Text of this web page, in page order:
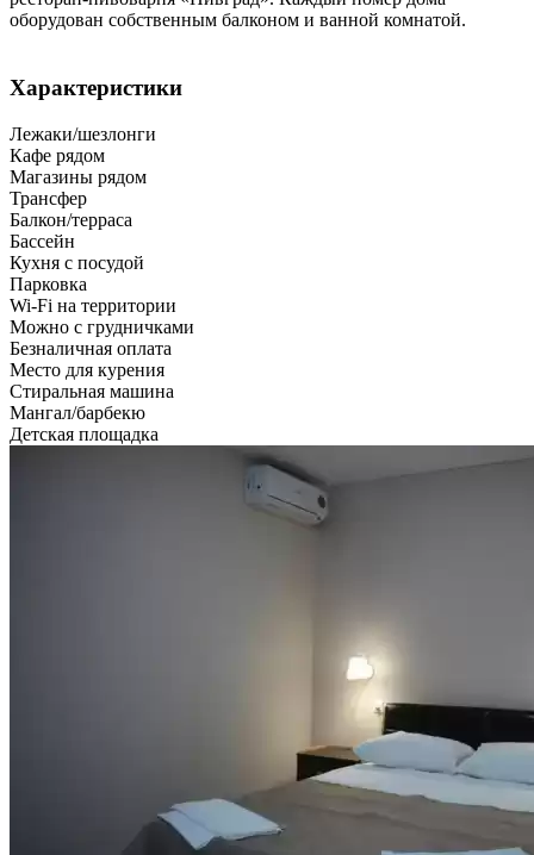
оборудован собственным балконом и ванной комнатой.
Характеристики
Лежаки/шезлонги
Кафе рядом
Магазины рядом
Трансфер
Балкон/терраса
Бассейн
Кухня с посудой
Парковка
Wi-Fi на территории
Можно с грудничками
Безналичная оплата
Место для курения
Стиральная машина
Мангал/барбекю
Детская площадка